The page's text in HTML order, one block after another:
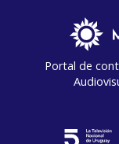
Portal de